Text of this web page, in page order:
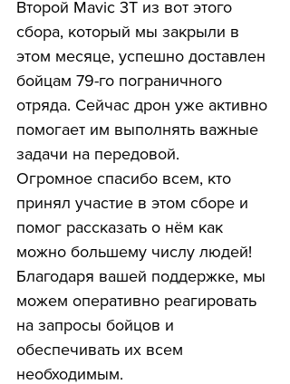
Второй Mavic 3T из вот этого
сбора, который мы закрыли в
этом месяце, успешно доставлен
бойцам 79-го пограничного
отряда. Сейчас дрон уже активно
помогает им выполнять важные
задачи на передовой.
Огромное спасибо всем, кто
принял участие в этом сборе и
помог рассказать о нём как
можно большему числу людей!
Благодаря вашей поддержке, мы
можем оперативно реагировать
на запросы бойцов и
обеспечивать их всем
необходимым.